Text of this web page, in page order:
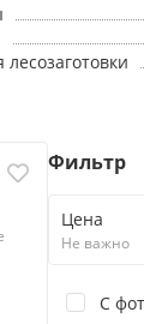
лесозаготовки
Фильтр
Цена
Не важно
С